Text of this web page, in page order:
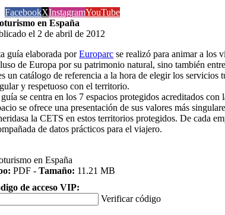
FacebookXInstagramYouTube
en España
el 2 de abril de 2012
guía elaborada porEuroparc se realizó para animar a los
de Europa por su patrimonio natural, sino también
un catálogo de referencia a la hora de elegir los
y respetuoso con el territorio.
se centra en los 7 espacios protegidos acreditados con
se ofrece una presentación de sus valores más
la CETS en estos territorios protegidos. De cada
de datos prácticos para el viajero.
en España
PDF -Tamaño: 11.21 MB
de acceso VIP:
Verificar código